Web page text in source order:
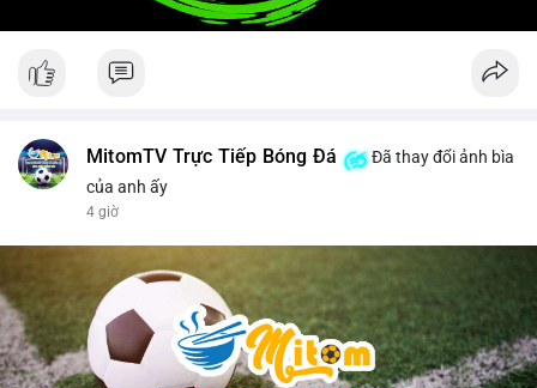
MitomTV Trực Tiếp Bóng Đá
Đã thay đổi ảnh bìa
của anh ấy
4 giờ